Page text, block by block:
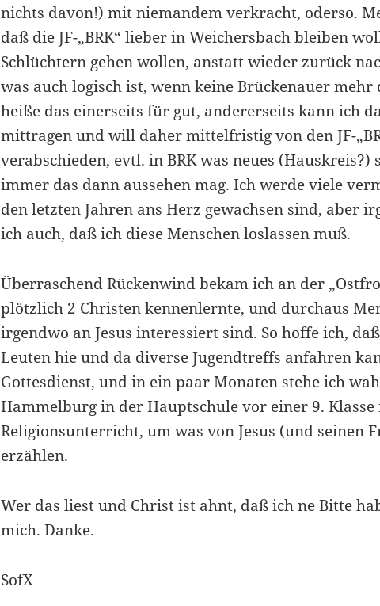
nichts davon!) mit niemandem verkracht, oderso.
daß die JF-„BRK“ lieber in Weichersbach bleiben
Schlüchtern gehen wollen, anstatt wieder zurück
was auch logisch ist, wenn keine Brückenauer mehr
heiße das einerseits für gut, andererseits kann ich
mittragen und will daher mittelfristig von den JF-
verabschieden, evtl. in BRK was neues (Hauskreis?)
immer das dann aussehen mag. Ich werde viele
den letzten Jahren ans Herz gewachsen sind, aber
ich auch, daß ich diese Menschen loslassen muß.
Überraschend Rückenwind bekam ich an der
plötzlich 2 Christen kennenlernte, und durchaus
irgendwo an Jesus interessiert sind. So hoffe ich,
Leuten hie und da diverse Jugendtreffs anfahren
Gottesdienst, und in ein paar Monaten stehe ich
Hammelburg in der Hauptschule vor einer 9. Klasse
Religionsunterricht, um was von Jesus (und seinen
erzählen.
Wer das liest und Christ ist ahnt, daß ich ne Bitte
mich. Danke.
SofX